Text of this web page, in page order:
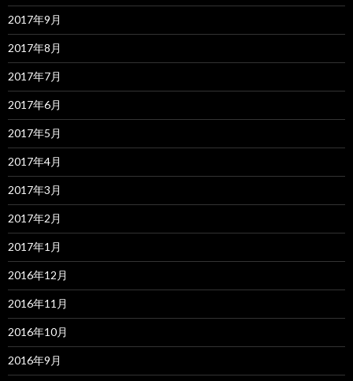
2017年9月
2017年8月
2017年7月
2017年6月
2017年5月
2017年4月
2017年3月
2017年2月
2017年1月
2016年12月
2016年11月
2016年10月
2016年9月